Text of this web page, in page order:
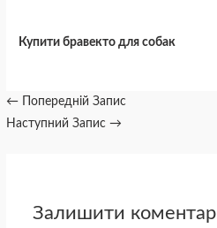
Купити бравекто для собак
← Попередній Запис
Наступний Запис→
Залишити коментар